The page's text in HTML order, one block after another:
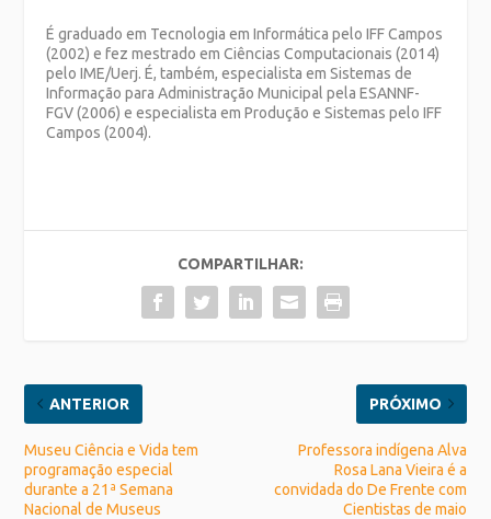
É graduado em Tecnologia em Informática pelo IFF Campos
(2002) e fez mestrado em Ciências Computacionais (2014)
pelo IME/Uerj. É, também, especialista em Sistemas de
Informação para Administração Municipal pela ESANNF-
FGV (2006) e especialista em Produção e Sistemas pelo IFF
Campos (2004).
COMPARTILHAR:
ANTERIOR
Museu Ciência e Vida tem
programação especial
durante a 21ª Semana
Nacional de Museus
PRÓXIMO
Professora indígena Alva
Rosa Lana Vieira é a
convidada do De Frente com
Cientistas de maio